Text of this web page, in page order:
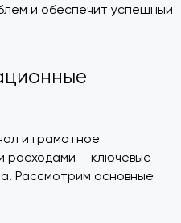
и обеспечит успешный
и грамотное
расходами — ключевые
Рассмотрим основные